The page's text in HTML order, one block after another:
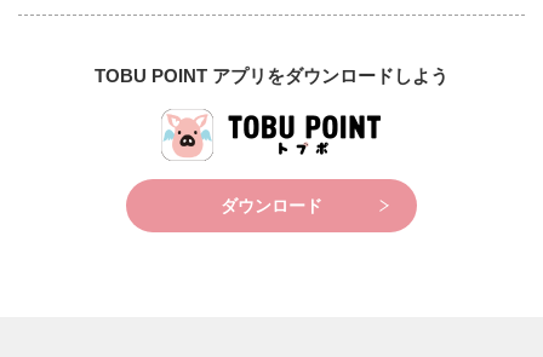
TOBU POINT アプリをダウンロードしよう
ダウンロード